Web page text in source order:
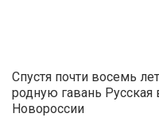
Спустя почти восемь
родную гавань Русская
Новороссии